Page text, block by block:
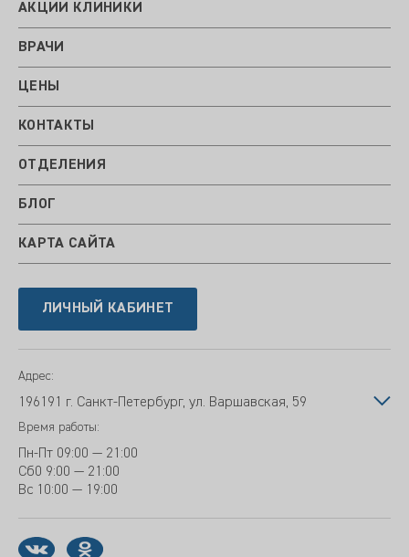
АКЦИИ КЛИНИКИ
ВРАЧИ
ЦЕНЫ
КОНТАКТЫ
ОТДЕЛЕНИЯ
БЛОГ
КАРТА САЙТА
ЛИЧНЫЙ КАБИНЕТ
Адрес:
196191 г. Санкт-Петербург, ул. Варшавская, 59
Время работы:
Пн-Пт 09:00 — 21:00
Сб0 9:00 — 21:00
Вс 10:00 — 19:00